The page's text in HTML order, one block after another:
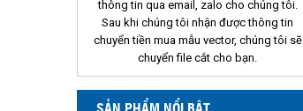
thông tin qua email, zalo cho chúng tôi.
Sau khi chúng tôi nhận được thông tin
chuyển tiền mua mẫu vector, chúng tôi sẽ
chuyển file cắt cho bạn.